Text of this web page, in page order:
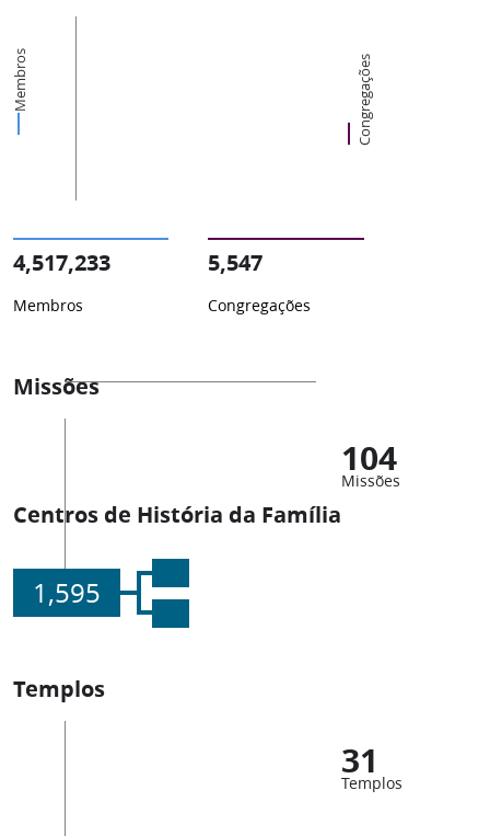
Membros Congregações
4,517,233
Membros
5,547
Congregações
Missões
104
Missões
Centros de História da Família
1,595
Templos
31
Templos